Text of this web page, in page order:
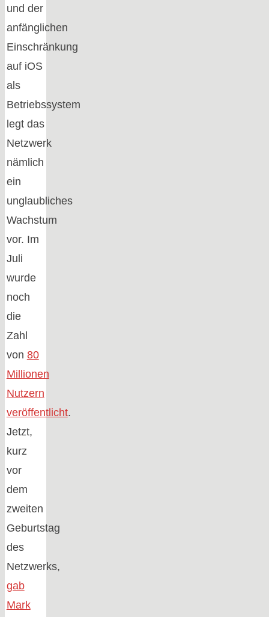
und der
anfänglichen
Einschränkung
auf iOS
als
Betriebssystem
legt das
Netzwerk
nämlich
ein
unglaubliches
Wachstum
vor. Im
Juli
wurde
noch
die
Zahl
von 80
Millionen
Nutzern
veröffentlicht.
Jetzt,
kurz
vor
dem
zweiten
Geburtstag
des
Netzwerks,
gab
Mark